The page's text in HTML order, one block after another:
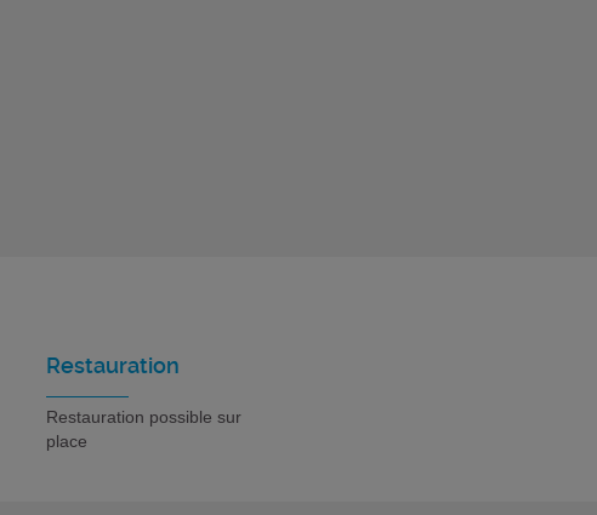
Restauration
Restauration possible sur
place